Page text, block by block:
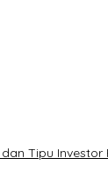
Tipu Investor